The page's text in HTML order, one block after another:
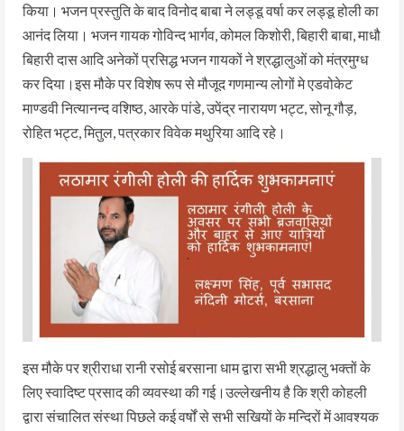
किया। भजन प्रस्तुति के बाद विनोद बाबा ने लड्डू वर्षा कर लड्डू होली का
आनंद लिया। भजन गायक गोविन्द भार्गव, कोमल किशोरी, बिहारी बाबा, माधौ
बिहारी दास आदि अनेकों प्रसिद्ध भजन गायकों ने श्रद्धालुओं को मंत्रमुग्ध
कर दिया।इस मौके पर विशेष रूप से मौजूद गणमान्य लोगों मे एडवोकेट
माण्डवी नित्यानन्द वशिष्ठ, आरके पांडे, उपेंद्र नारायण भट्ट, सोनू गौड़,
रोहित भट्ट, मितुल, पत्रकार विवेक मथुरिया आदि रहे।
इस मौके पर श्रीराधा रानी रसोई बरसाना धाम द्वारा सभी श्रद्धालु भक्तों के
लिए स्वादिष्ट प्रसाद की व्यवस्था की गई।उल्लेखनीय है कि श्री कोहली
द्वारा संचालित संस्था पिछले कई वर्षों से सभी सखियों के मन्दिरों में आवश्यक